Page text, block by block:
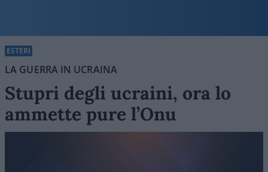
ESTERI
LA GUERRA IN UCRAINA
Stupri degli ucraini, ora lo
ammette pure l’Onu